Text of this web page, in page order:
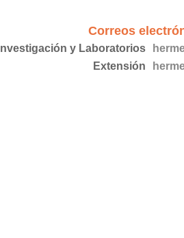
Correos
Investigación y Laboratorios
Extensión